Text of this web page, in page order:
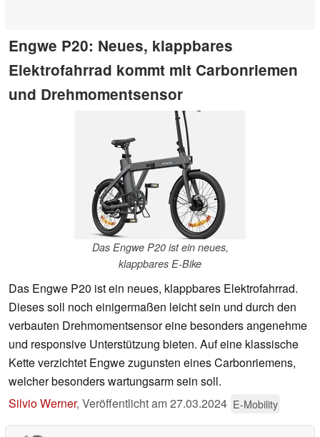
Engwe P20: Neues, klappbares
Elektrofahrrad kommt mit Carbonriemen
und Drehmomentsensor
Das Engwe P20 ist ein neues,
klappbares E-Bike
Das Engwe P20 ist ein neues, klappbares Elektrofahrrad.
Dieses soll noch einigermaßen leicht sein und durch den
verbauten Drehmomentsensor eine besonders angenehme
und responsive Unterstützung bieten. Auf eine klassische
Kette verzichtet Engwe zugunsten eines Carbonriemens,
welcher besonders wartungsarm sein soll.
Silvio Werner, Veröffentlicht am27.03.2024 E-Mobility